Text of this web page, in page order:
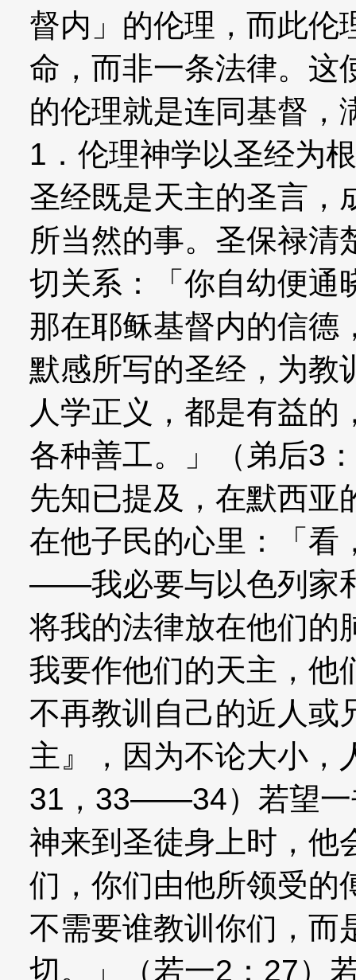
督内」的伦理，而此伦
命，而非一条法律。这
的伦理就是连同基督，
1．伦理神学以圣经为
圣经既是天主的圣言，
所当然的事。圣保禄清
切关系：「你自幼便通
那在耶稣基督内的信德
默感所写的圣经，为教
人学正义，都是有益
各种善工。」（弟后3
先知已提及，在默西亚
在他子民的心里：「
——我必要与以色列家
将我的法律放在他们的
我要作他们的天主，他
不再教训自己的近人或
主』，因为不论大小，
31，33——34）若望一
神来到圣徒身上时，他
们，你们由他所领受的
不需要谁教训你们，而
切。」（若一2：27）